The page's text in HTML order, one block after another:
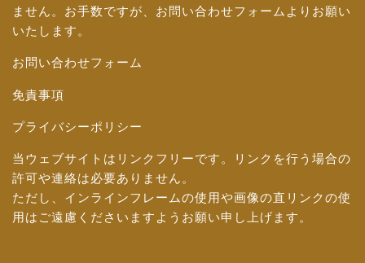
ません。お手数ですが、 お問い合わせフォーム よりお願い
いたします。
お問い合わせフォーム
免責事項
プライバシーポリシー
当ウェブサイトはリンクフリーです。リンクを行う場合の
許可や連絡は必要ありません。
ただし、インラインフレームの使用や画像の直リンクの使
用はご遠慮くださいますようお願い申し上げます。